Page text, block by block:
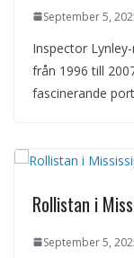
September 5,
Inspector
från 1996 till
fascinerande
Rollistan i
September 5,